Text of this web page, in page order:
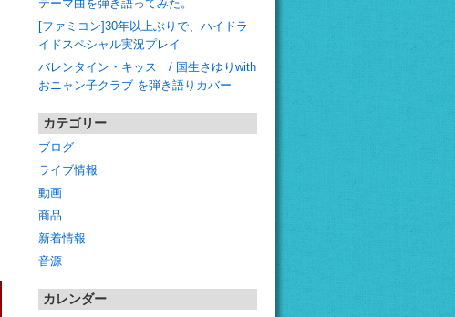
テーマ曲を弾き語ってみた。
[ファミコン]30年以上ぶりで、ハイドラ
イドスペシャル実況プレイ
バレンタイン・キッス / 国生さゆりwith
おニャン子クラブ を弾き語りカバー
カテゴリー
ブログ
ライブ情報
動画
商品
新着情報
音源
カレンダー